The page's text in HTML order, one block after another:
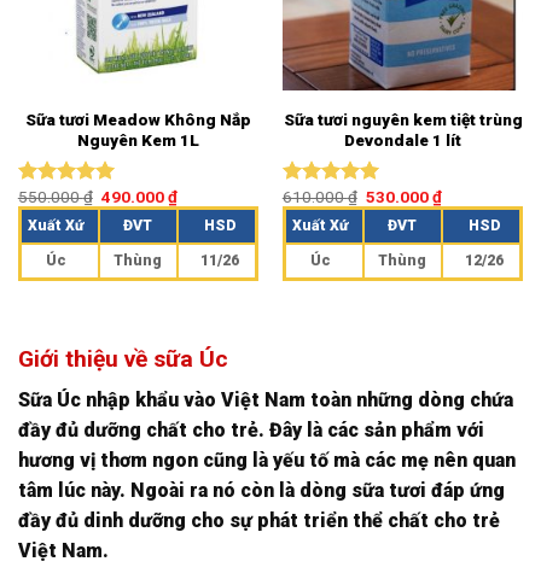
Sữa tươi Meadow Không Nắp
Nguyên Kem 1L
Được xếp
hạng 5.00
5 sao
550.000₫ 490.000₫
Xuất Xứ ĐVT HSD
Úc Thùng 11/26
Sữa tươi nguyên kem tiệt trùng
Devondale 1 lít
Được xếp
hạng 5.00
5 sao
610.000₫ 530.000₫
Xuất Xứ ĐVT HSD
Úc Thùng 12/26
Giới thiệu về sữa Úc
Sữa Úc nhập khẩu vào Việt Nam toàn những dòng chứa
đầy đủ dưỡng chất cho trẻ. Đây là các sản phẩm với
hương vị thơm ngon cũng là yếu tố mà các mẹ nên quan
tâm lúc này. Ngoài ra nó còn là dòng sữa tươi đáp ứng
đầy đủ dinh dưỡng cho sự phát triển thể chất cho trẻ
Việt Nam.